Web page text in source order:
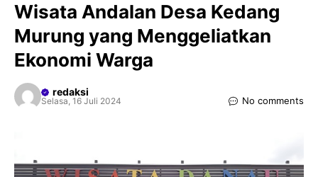
Wisata Andalan Desa Kedang
Murung yang Menggeliatkan
Ekonomi Warga
redaksi
Selasa, 16 Juli 2024 No comments